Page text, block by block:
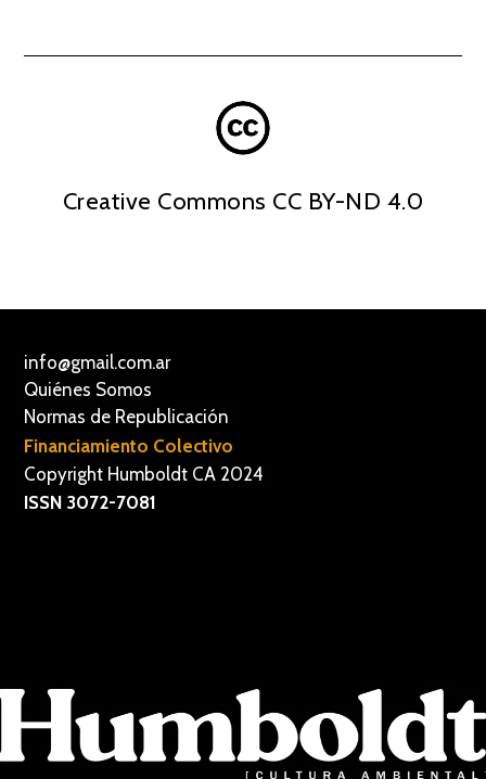
Creative Commons CC BY-ND 4.0
info@gmail.com.ar
Quiénes Somos
Normas de Republicación
Financiamiento Colectivo
Copyright Humboldt CA 2024
ISSN 3072-7081